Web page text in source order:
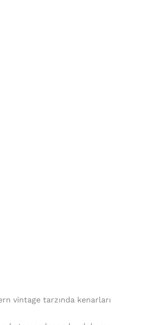
vintage tarzında kenarları